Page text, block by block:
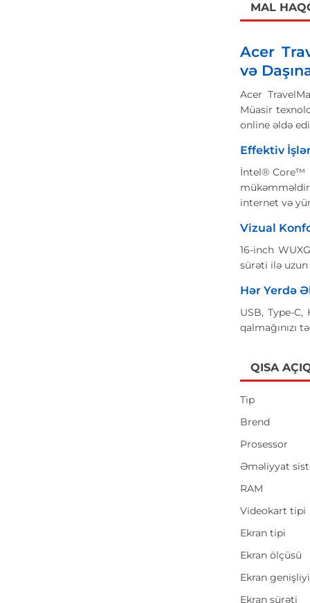
MAL
Acer
və
Acer
Müasir
online əldə
Effektiv
İntel® Core™
internet və
Vizual
16-inch
sürəti ilə
Hər Yerdə
USB, Type-
qalmağınızı
QISA
Tip
Brend
Prosessor
Əməliyyat
RAM
Videokart tipi
Ekran tipi
Ekran ölçüsü
Ekran genişliyi
Ekran sürəti